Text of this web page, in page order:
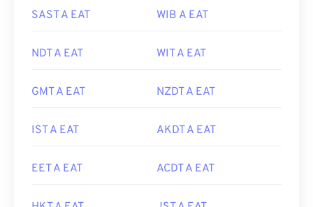
SAST A EAT WIB A EAT
NDT A EAT WIT A EAT
GMT A EAT NZDT A EAT
IST A EAT AKDT A EAT
EET A EAT ACDT A EAT